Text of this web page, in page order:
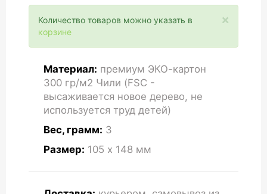
×
Количество товаров можно указать в
корзине
Материал: премиум ЭКО-картон
300 гр/м2 Чили (FSC -
высаживается новое дерево, не
используется труд детей)
Вес, грамм: 3
Размер: 105 x 148 мм